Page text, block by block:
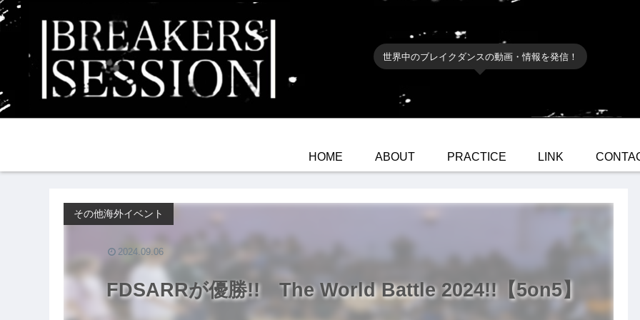
世界中のブレイクダンスの動画・情報を発信！
HOME ABOUT PRACTICE LINK
FDSARRが優勝!! The World Battle 2024!!【5on5】
その他海外イベント
2024.09.06